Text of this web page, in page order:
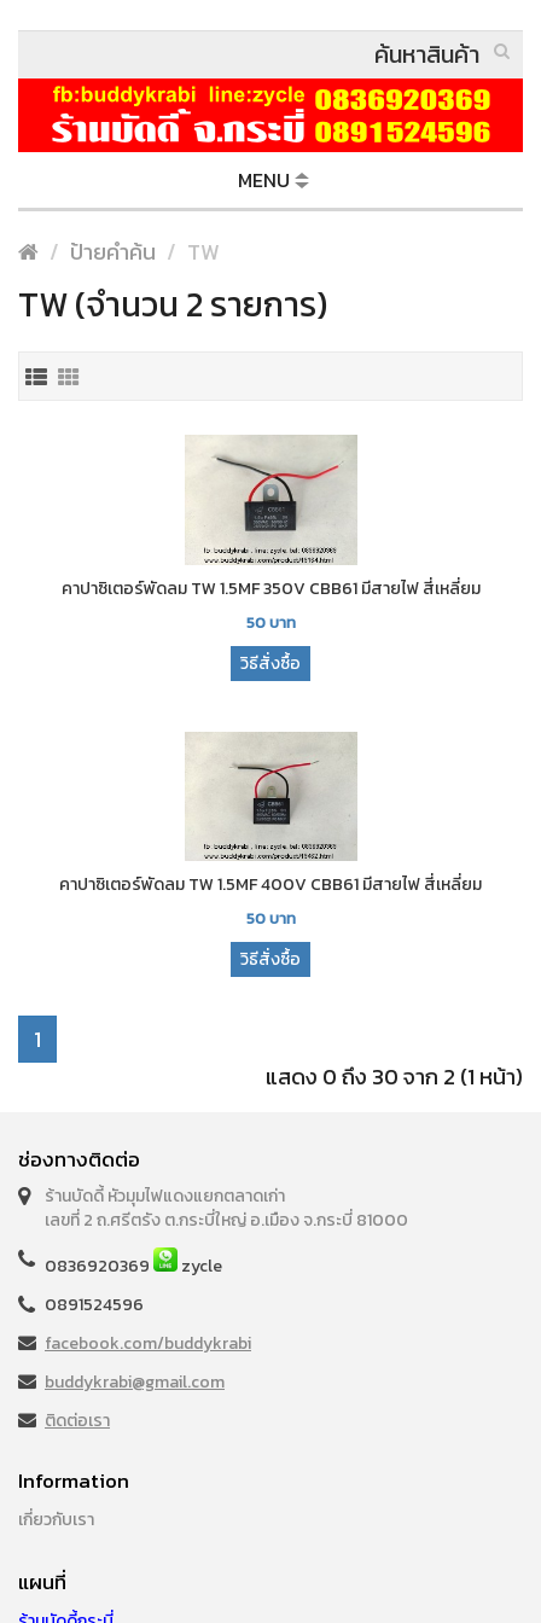
MENU
ป้ายคำค้น TW
TW (จำนวน 2 รายการ)
คาปาซิเตอร์พัดลม TW 1.5MF 350V CBB61 มีสายไฟ สี่เหลี่ยม
50บาท
วิธีสั่งซื้อ
คาปาซิเตอร์พัดลม TW 1.5MF 400V CBB61 มีสายไฟ สี่เหลี่ยม
50บาท
วิธีสั่งซื้อ
1
แสดง 0 ถึง 30 จาก 2 (1 หน้า)
ช่องทางติดต่อ
ร้านบัดดี้ หัวมุมไฟแดงแยกตลาดเก่า
เลขที่ 2 ถ.ศรีตรัง ต.กระบี่ใหญ่ อ.เมือง จ.กระบี่ 81000
0836920369
zycle
0891524596
facebook.com/buddykrabi
buddykrabi@gmail.com
ติดต่อเรา
Information
เกี่ยวกับเรา
แผนที่